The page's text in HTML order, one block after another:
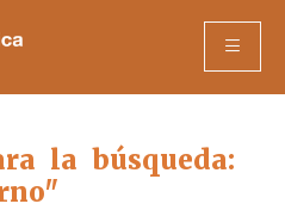
la búsqueda: